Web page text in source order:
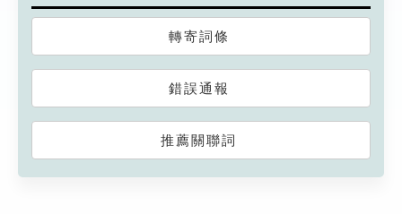
轉寄詞條
錯誤通報
推薦關聯詞